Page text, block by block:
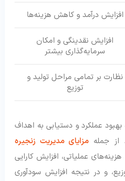
افزایش درآمد و کاهش هزینه‌ها
افزایش نقدینگی و امکان
سرمایه‌گذاری بیشتر
نظارت بر تمامی مراحل تولید و
توزیع
عملکرد و دستیابی به اهداف
از جمله مزایای مدیریت زنجیره
عملیاتی، افزایش کارایی
و در نتیجه افزایش سودآوری